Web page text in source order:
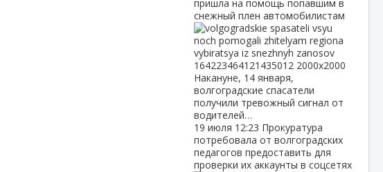
пришла на помощь попавшим в
снежный плен автомобилистам
Накануне, 14 января,
волгоградские спасатели
получили тревожный сигнал от
водителей…
19 июля 12:23 Прокуратура
потребовала от волгоградских
педагогов предоставить для
проверки их аккаунты в соцсетях